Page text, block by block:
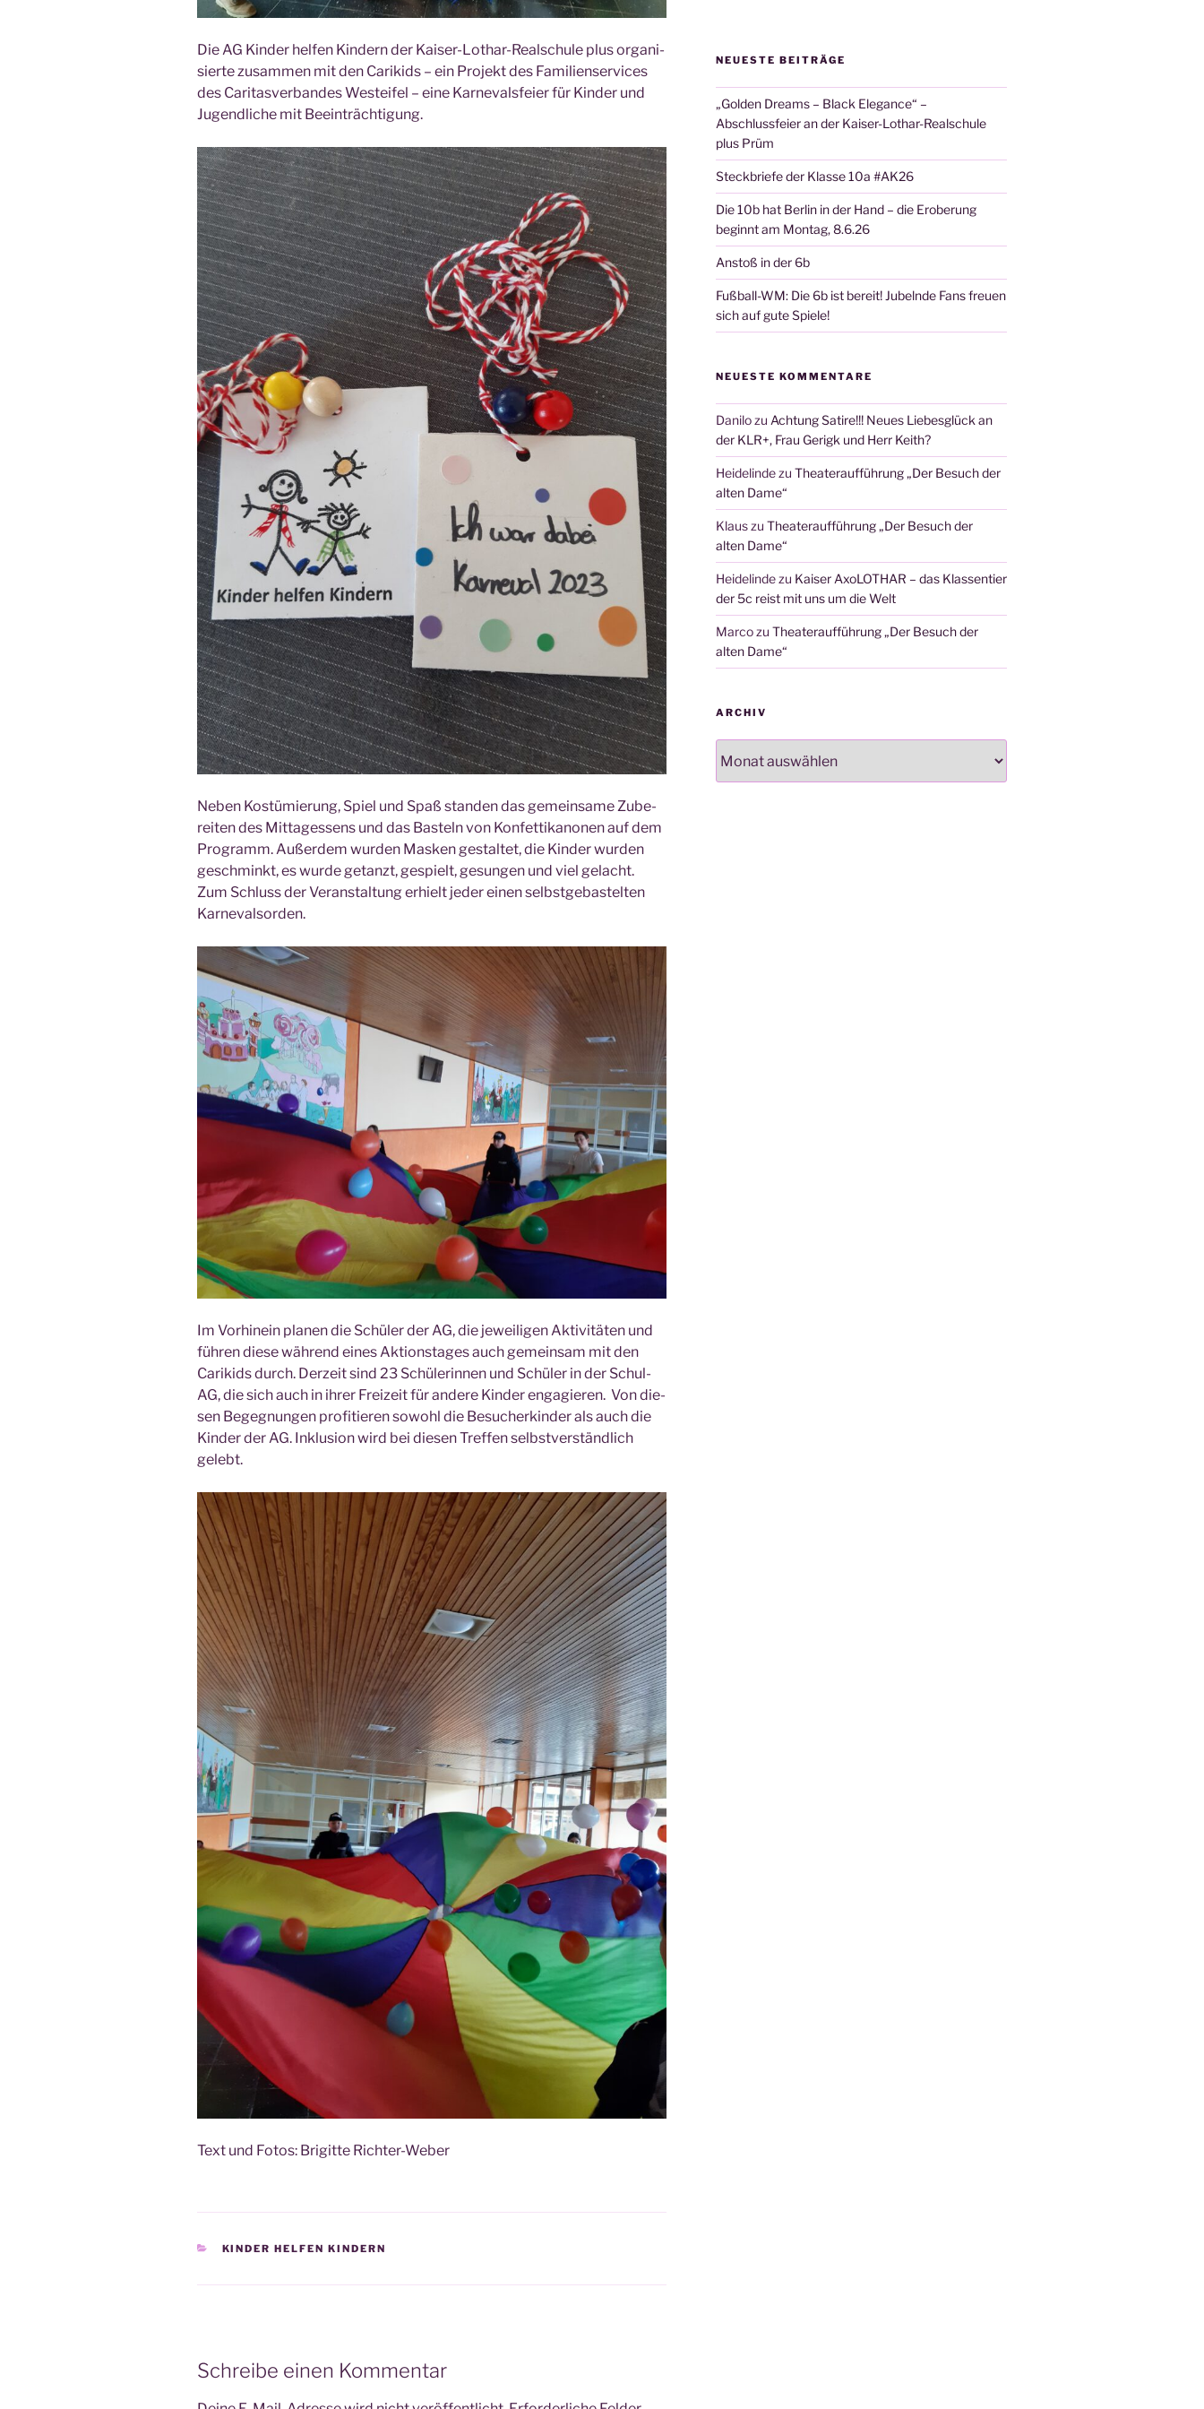
Die AG Kin­der hel­fen Kin­dern der Kai­ser-Lothar-Real­schu­le plus orga­ni­
sier­te zusam­men mit den Cari­kids – ein Pro­jekt des Fami­li­en­ser­vices
des Cari­tas­ver­ban­des West­ei­fel – eine Kar­ne­vals­fei­er für Kin­der und
Jugend­li­che mit Beeinträchtigung.
Neben Kos­tü­mie­rung, Spiel und Spaß stan­den das gemein­sa­me Zube­
rei­ten des Mit­tag­essens und das Bas­teln von Kon­fet­ti­ka­no­nen auf dem
Pro­gramm. Außer­dem wur­den Mas­ken gestal­tet, die Kin­der wur­den
geschminkt, es wur­de getanzt, gespielt, gesun­gen und viel gelacht.
Zum Schluss der Ver­an­stal­tung erhielt jeder einen selbst­ge­bas­tel­ten
Karnevalsorden.
Im Vor­hin­ein pla­nen die Schü­ler der AG, die jewei­li­gen Akti­vi­tä­ten und
füh­ren die­se wäh­rend eines Akti­ons­ta­ges auch gemein­sam mit den
Cari­kids durch. Der­zeit sind 23 Schü­le­rin­nen und Schü­ler in der Schul-
AG, die sich auch in ihrer Frei­zeit für ande­re Kin­der enga­gie­ren. Von die­
sen Begeg­nun­gen pro­fi­tie­ren sowohl die Besu­cher­kin­der als auch die
Kin­der der AG. Inklu­si­on wird bei die­sen Tref­fen selbst­ver­ständ­lich
gelebt.
Text und Fotos: Bri­git­te Richter-Weber
KATEGORIEN
KINDER HELFEN KINDERN
Schreibe einen Kommentar
NEUESTE BEITRÄGE
„Golden Dreams – Black Elegance“ –
Abschlussfeier an der Kaiser-Lothar-Realschule
plus Prüm
Steckbriefe der Klasse 10a #AK26
Die 10b hat Berlin in der Hand – die Eroberung
beginnt am Montag, 8.6.26
Anstoß in der 6b
Fußball-WM: Die 6b ist bereit! Jubelnde Fans freuen
sich auf gute Spiele!
NEUESTE KOMMENTARE
Danilozu Achtung Satire!!! Neues Liebesglück an
der KLR+, Frau Gerigk und Herr Keith?
Heidelindezu Theateraufführung „Der Besuch der
alten Dame“
Klauszu Theateraufführung „Der Besuch der
alten Dame“
Heidelindezu Kaiser AxoLOTHAR – das Klassentier
der 5c reist mit uns um die Welt
Marcozu Theateraufführung „Der Besuch der
alten Dame“
ARCHIV